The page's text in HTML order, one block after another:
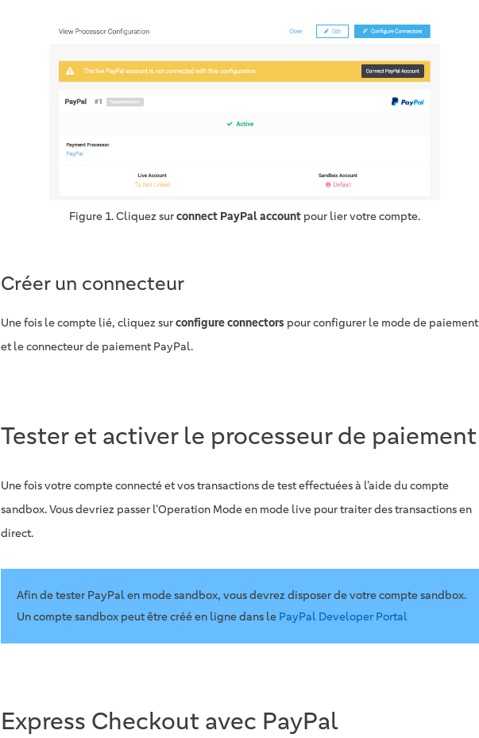
Figure 1. Cliquez surconnect PayPal account pour lier votre compte.
Créer un connecteur
Une fois le compte lié, cliquez surconfigure connectors pour configurer le mode de paiement
et le connecteur de paiement PayPal.
Tester et activer le processeur de paiement
Une fois votre compte connecté et vos transactions de test effectuées à l’aide du compte
sandbox. Vous devriez passer l’Operation Mode en mode live pour traiter des transactions en
direct.
Afin de tester PayPal en mode sandbox, vous devrez disposer de votre compte sandbox.
Un compte sandbox peut être créé en ligne dans le PayPal Developer Portal
Express Checkout avec PayPal